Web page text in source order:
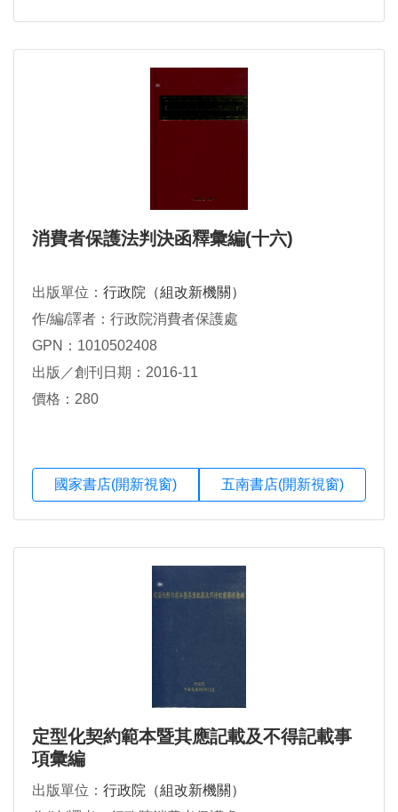
消費者保護法判決函釋彙編(十六)
出版單位： 行政院（組改新機關）
作/編/譯者：行政院消費者保護處
GPN：1010502408
出版／創刊日期：2016-11
價格：280
國家書店(開新視窗) 五南書店(開新視窗)
定型化契約範本暨其應記載及不得記載事
項彙編
出版單位： 行政院（組改新機關）